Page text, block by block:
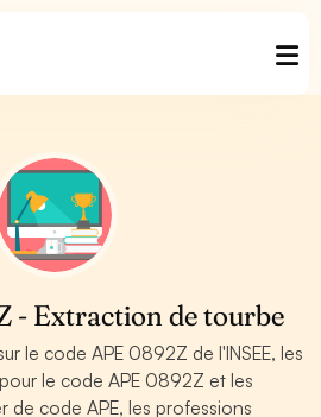
- Extraction de tourbe
le code APE 0892Z de l'INSEE, les
le code APE 0892Z et les
de code APE, les professions